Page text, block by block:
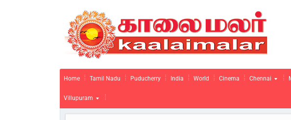
Home Tamil Nadu Puducherry India World Cinema Chennai
Villupuram